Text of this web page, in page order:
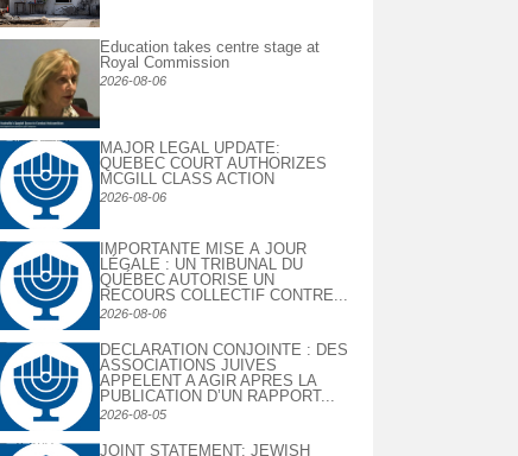
Education takes centre stage at
Royal Commission
2026-08-06
MAJOR LEGAL UPDATE:
QUEBEC COURT AUTHORIZES
MCGILL CLASS ACTION
2026-08-06
IMPORTANTE MISE À JOUR
LÉGALE : UN TRIBUNAL DU
QUÉBEC AUTORISE UN
RECOURS COLLECTIF CONTRE...
2026-08-06
DECLARATION CONJOINTE : DES
ASSOCIATIONS JUIVES
APPELENT A AGIR APRES LA
PUBLICATION D’UN RAPPORT...
2026-08-05
JOINT STATEMENT: JEWISH